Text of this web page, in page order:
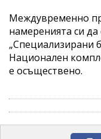
Междувременно
намеренията си да
„Специализирани
Национален
е осъществено.